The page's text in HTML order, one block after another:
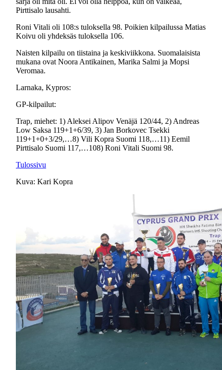
Pirttisalo lausahti.
Roni Vitali oli 108:s tuloksella 98. Poikien kilpailussa Matias
Koivu oli yhdeksäs tuloksella 106.
Naisten kilpailu on tiistaina ja keskiviikkona. Suomalaisista
mukana ovat Noora Antikainen, Marika Salmi ja Mopsi
Veromaa.
Larnaka, Kypros:
GP-kilpailut:
Trap, miehet: 1) Aleksei Alipov Venäjä 120/44, 2) Andreas
Low Saksa 119+1+6/39, 3) Jan Borkovec Tsekki
119+1+0+3/29,…8) Vili Kopra Suomi 118,…11) Eemil
Pirttisalo Suomi 117,…108) Roni Vitali Suomi 98.
Tulossivu
Kuva: Kari Kopra